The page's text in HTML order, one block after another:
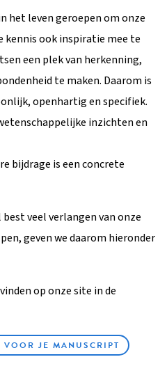
het leven geroepen om onze
kennis ook inspiratie mee te
een plek van herkenning,
te maken. Daarom is
openhartig en specifiek.
inzichten en
bijdrage is een concrete
veel verlangen van onze
geven we daarom hieronder
op onze site in de
JE MANUSCRIPT